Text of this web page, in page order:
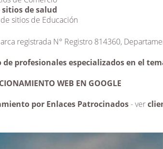
sitios de salud
sitios de Educación
registrada N° Registro 814360,
de profesionales especializados en el
WEB EN GOOGLE
por Enlaces Patrocinados- ver